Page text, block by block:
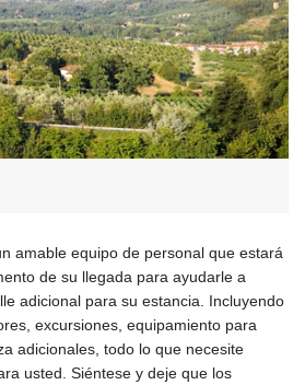
amable equipo de personal que estará
de su llegada para ayudarle a
adicional para su estancia. Incluyendo
excursiones, equipamiento para
adicionales, todo lo que necesite
usted. Siéntese y deje que los